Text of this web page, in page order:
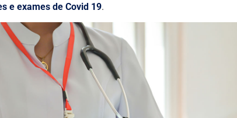
e exames de Covid 19.